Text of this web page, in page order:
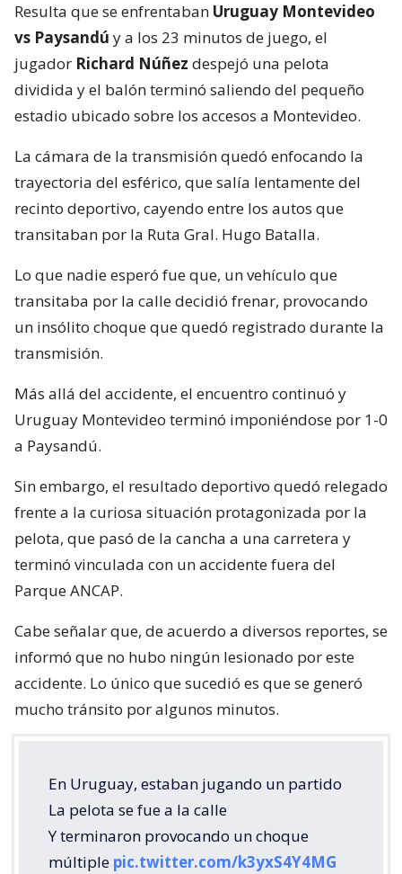
Resulta que se enfrentaban Uruguay Montevideo
vs Paysandú y a los 23 minutos de juego, el
jugador Richard Núñez despejó una pelota
dividida y el balón terminó saliendo del pequeño
estadio ubicado sobre los accesos a Montevideo.
La cámara de la transmisión quedó enfocando la
trayectoria del esférico, que salía lentamente del
recinto deportivo, cayendo entre los autos que
transitaban por la Ruta Gral. Hugo Batalla.
Lo que nadie esperó fue que, un vehículo que
transitaba por la calle decidió frenar, provocando
un insólito choque que quedó registrado durante la
transmisión.
Más allá del accidente, el encuentro continuó y
Uruguay Montevideo terminó imponiéndose por 1-0
a Paysandú.
Sin embargo, el resultado deportivo quedó relegado
frente a la curiosa situación protagonizada por la
pelota, que pasó de la cancha a una carretera y
terminó vinculada con un accidente fuera del
Parque ANCAP.
Cabe señalar que, de acuerdo a diversos reportes, se
informó que no hubo ningún lesionado por este
accidente. Lo único que sucedió es que se generó
mucho tránsito por algunos minutos.
En Uruguay, estaban jugando un partido
La pelota se fue a la calle
Y terminaron provocando un choque
múltiple pic.twitter.com/k3yxS4Y4MG